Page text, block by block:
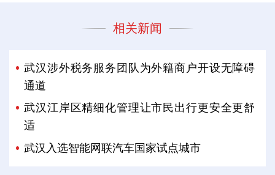
相关新闻
武汉涉外税务服务团队为外籍商户开设无障碍
通道
武汉江岸区精细化管理让市民出行更安全更舒
适
武汉入选智能网联汽车国家试点城市